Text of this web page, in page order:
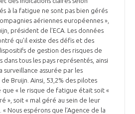
à la fatigue ne sont pas bien gérés
aériennes européennes »,
président de l’ECA. Les données
qu’il existe des défis et des
de gestion des risques de
tous les pays représentés, ainsi
surveillance assurée par les
Bruijn. Ainsi, 53,2% des pilotes
« le risque de fatigue était soit «
», soit « mal géré au sein de leur
Nous espérons que l’Agence de la